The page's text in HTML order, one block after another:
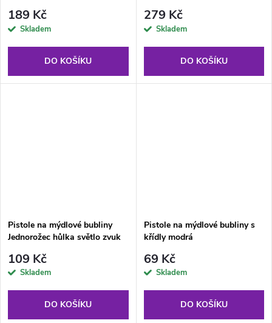
189 Kč
Skladem
DO KOŠÍKU
279 Kč
Skladem
DO KOŠÍKU
Pistole na mýdlové bubliny
Jednorožec hůlka světlo zvuk
109 Kč
Skladem
DO KOŠÍKU
Pistole na mýdlové bubliny s
křídly modrá
69 Kč
Skladem
DO KOŠÍKU